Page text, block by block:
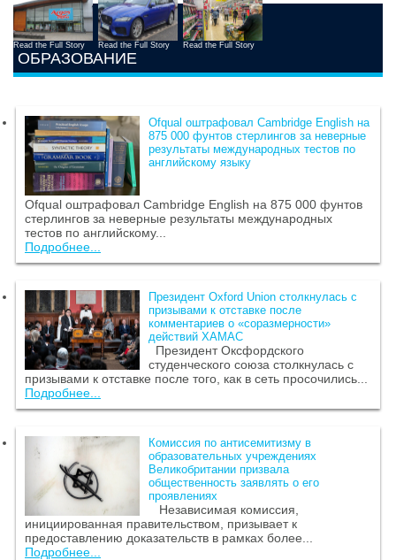
Read the Full Story Read the Full Story Read the Full Story
ОБРАЗОВАНИЕ
Ofqual оштрафовал Cambridge English на
875 000 фунтов стерлингов за неверные
результаты международных тестов по
английскому языку
Ofqual оштрафовал Cambridge English на 875 000 фунтов
стерлингов за неверные результаты международных
тестов по английскому...
Подробнее...
Президент Oxford Union столкнулась с
призывами к отставке после
комментариев о «соразмерности»
действий ХАМАС
Президент Оксфордского
студенческого союза столкнулась с
призывами к отставке после того, как в сеть просочились...
Подробнее...
Комиссия по антисемитизму в
образовательных учреждениях
Великобритании призвала
общественность заявлять о его
проявлениях
Независимая комиссия,
инициированная правительством, призывает к
предоставлению доказательств в рамках более...
Подробнее...